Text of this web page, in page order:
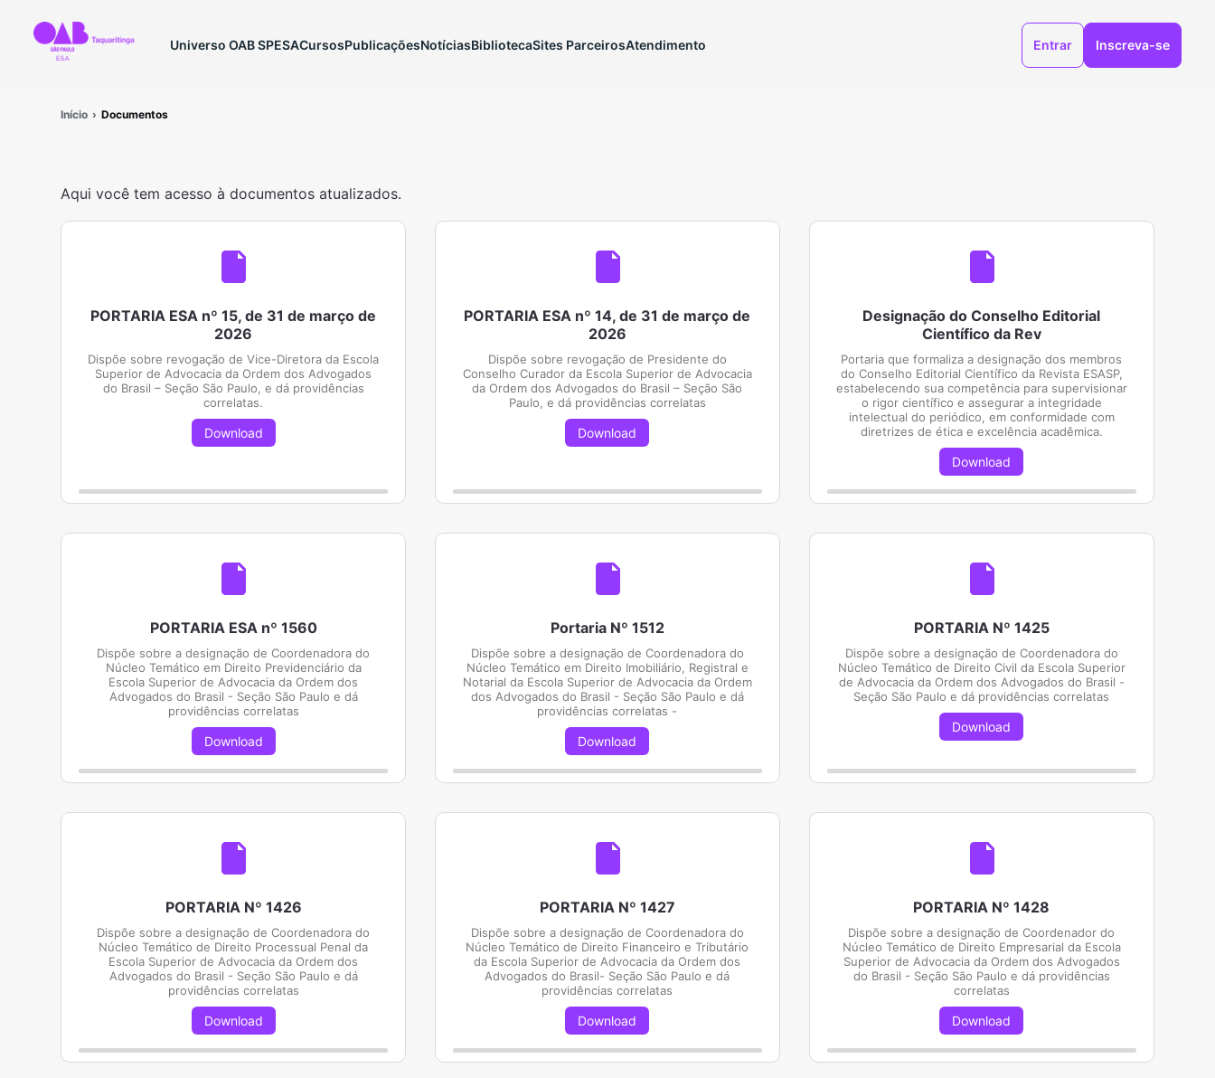
Universo OAB SPESACursosPublicaçõesNotíciasBibliotecaSites ParceirosAtendimento Entrar Inscreva-se
Início Documentos
Aqui você tem acesso à documentos atualizados.
PORTARIA ESA nº 15, de 31 de março de
2026
Dispõe sobre revogação de Vice-Diretora da Escola
Superior de Advocacia da Ordem dos Advogados
do Brasil – Seção São Paulo, e dá providências
correlatas.
Download
PORTARIA ESA nº 14, de 31 de março de
2026
Dispõe sobre revogação de Presidente do
Conselho Curador da Escola Superior de Advocacia
da Ordem dos Advogados do Brasil – Seção São
Paulo, e dá providências correlatas
Download
Designação do Conselho Editorial
Científico da Rev
Portaria que formaliza a designação dos membros
do Conselho Editorial Científico da Revista ESASP,
estabelecendo sua competência para supervisionar
o rigor científico e assegurar a integridade
intelectual do periódico, em conformidade com
diretrizes de ética e excelência acadêmica.
Download
PORTARIA ESA nº 1560
Dispõe sobre a designação de Coordenadora do
Núcleo Temático em Direito Previdenciário da
Escola Superior de Advocacia da Ordem dos
Advogados do Brasil - Seção São Paulo e dá
providências correlatas
Download
Portaria Nº 1512
Dispõe sobre a designação de Coordenadora do
Núcleo Temático em Direito Imobiliário, Registral e
Notarial da Escola Superior de Advocacia da Ordem
dos Advogados do Brasil - Seção São Paulo e dá
providências correlatas -
Download
PORTARIA Nº 1425
Dispõe sobre a designação de Coordenadora do
Núcleo Temático de Direito Civil da Escola Superior
de Advocacia da Ordem dos Advogados do Brasil -
Seção São Paulo e dá providências correlatas
Download
PORTARIA Nº 1426
Dispõe sobre a designação de Coordenadora do
Núcleo Temático de Direito Processual Penal da
Escola Superior de Advocacia da Ordem dos
Advogados do Brasil - Seção São Paulo e dá
providências correlatas
Download
PORTARIA Nº 1427
Dispõe sobre a designação de Coordenadora do
Núcleo Temático de Direito Financeiro e Tributário
da Escola Superior de Advocacia da Ordem dos
Advogados do Brasil- Seção São Paulo e dá
providências correlatas
Download
PORTARIA Nº 1428
Dispõe sobre a designação de Coordenador do
Núcleo Temático de Direito Empresarial da Escola
Superior de Advocacia da Ordem dos Advogados
do Brasil - Seção São Paulo e dá providências
correlatas
Download